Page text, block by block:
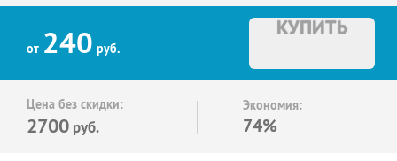
от 240 руб.
КУПИТЬ
Цена без скидки:
2700 руб.
Экономия:
74%